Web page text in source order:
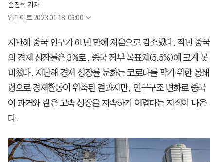
손진석 기자
업데이트 2023.01.18. 09:00
지난해 중국 인구가 61년 만에 처음으로 감소했다. 작년 중국
의 경제 성장률은 3%로, 중국 정부 목표치(5.5%)에 크게 못
미쳤다. 지난해 경제 성장률 둔화는 코로나를 막기 위한 봉쇄
령으로 경제활동이 위축된 결과지만, 인구구조 변화로 중국
이 과거와 같은 고속 성장을 지속하기 어렵다는 지적이 나온
다.